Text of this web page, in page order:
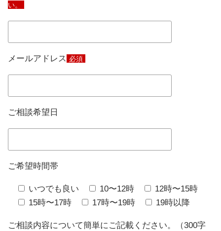
い。
メールアドレス 必須
ご相談希望日
ご希望時間帯
いつでも良い 10〜12時
12時〜15時
15時〜17時
17時〜19時 19時以降
ご相談内容について簡単にご記載ください。（300字